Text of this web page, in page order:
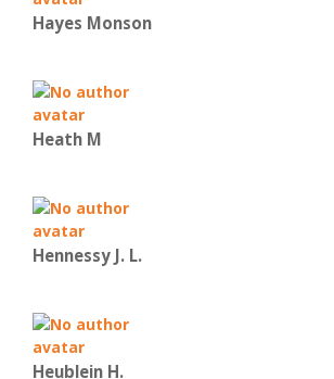
Hayes Monson
Heath M
Hennessy J. L.
Heublein H.